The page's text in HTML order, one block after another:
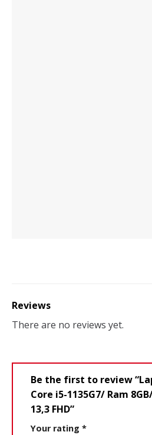
Reviews
There are no reviews yet.
Be the first to review
Core i5-1135G7/ Ram
13,3 FHD”
Your rating *